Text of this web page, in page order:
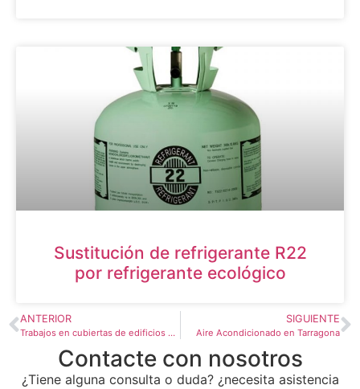
Sustitución de refrigerante R22
por refrigerante ecológico
ANTERIOR
Trabajos en cubiertas de edificios con máxima dificultad
SIGUIENTE
Aire Acondicionado en Tarragona
Contacte con nosotros
¿Tiene alguna consulta o duda? ¿necesita asistencia